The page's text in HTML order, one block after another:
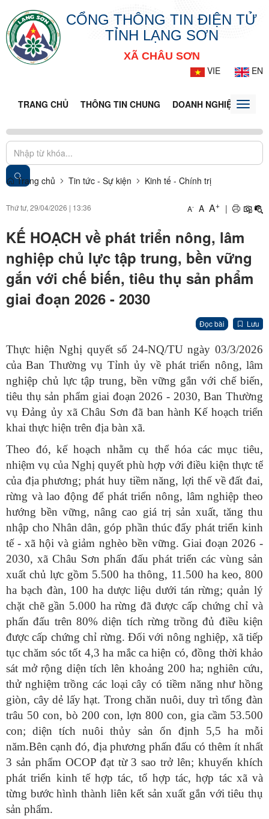
CỔNG THÔNG TIN ĐIỆN TỬ
TỈNH LẠNG SƠN
XÃ CHÂU SƠN
VIE
EN
TRANG CHỦ THÔNG TIN CHUNG DOANH NGHIỆP TIN
Toggle
Trang chủ Tin tức - Sự kiện Kinh tế - Chính trị
Thứ tư, 29/04/2026 | 13:36 A- A A+ |
KẾ HOẠCH về phát triển nông, lâm
nghiệp chủ lực tập trung, bền vững
gắn với chế biến, tiêu thụ sản phẩm
giai đoạn 2026 - 2030
Đọc bài Lưu
Thực hiện Nghị quyết số 24-NQ/TU ngày 03/3/2026
của Ban Thường vụ Tỉnh ủy về phát triển nông, lâm
nghiệp chủ lực tập trung, bền vững gắn với chế biến,
tiêu thụ sản phẩm giai đoạn 2026 - 2030, Ban Thường
vụ Đảng ủy xã Châu Sơn đã ban hành Kế hoạch triển
khai thực hiện trên địa bàn xã.
Theo đó, kế hoạch nhằm cụ thể hóa các mục tiêu,
nhiệm vụ của Nghị quyết phù hợp với điều kiện thực tế
của địa phương; phát huy tiềm năng, lợi thế về đất đai,
rừng và lao động để phát triển nông, lâm nghiệp theo
hướng bền vững, nâng cao giá trị sản xuất, tăng thu
nhập cho Nhân dân, góp phần thúc đẩy phát triển kinh
tế - xã hội và giảm nghèo bền vững. Giai đoạn 2026 -
2030, xã Châu Sơn phấn đấu phát triển các vùng sản
xuất chủ lực gồm 5.500 ha thông, 11.500 ha keo, 800
ha bạch đàn, 100 ha dược liệu dưới tán rừng; quản lý
chặt chẽ gần 5.000 ha rừng đã được cấp chứng chỉ và
phấn đấu trên 80% diện tích rừng trồng đủ điều kiện
được cấp chứng chỉ rừng. Đối với nông nghiệp, xã tiếp
tục chăm sóc tốt 4,3 ha mắc ca hiện có, đồng thời khảo
sát mở rộng diện tích lên khoảng 200 ha; nghiên cứu,
thử nghiệm trồng các loại cây có tiềm năng như hồng
giòn, cây dẻ lấy hạt. Trong chăn nuôi, duy trì tổng đàn
trâu 50 con, bò 200 con, lợn 800 con, gia cầm 53.500
con; diện tích nuôi thủy sản ổn định 5,5 ha mỗi
năm.Bên cạnh đó, địa phương phấn đấu có thêm ít nhất
3 sản phẩm OCOP đạt từ 3 sao trở lên; khuyến khích
phát triển kinh tế hợp tác, tổ hợp tác, hợp tác xã và
từng bước hình thành liên kết sản xuất gắn với tiêu thụ
sản phẩm.